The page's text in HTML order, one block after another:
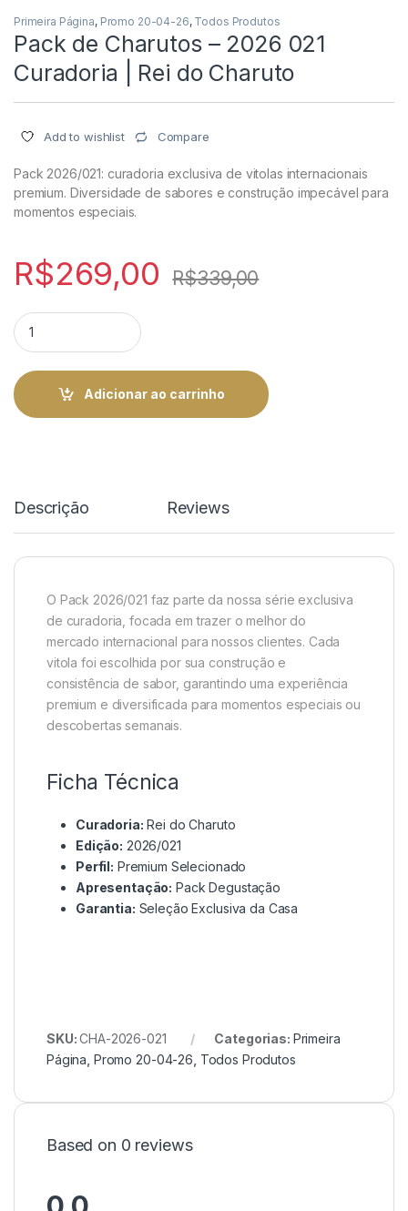
Primeira Página, Promo 20-04-26, Todos Produtos
Pack de Charutos – 2026 021
Curadoria | Rei do Charuto
Add to wishlist Compare
Pack 2026/021: curadoria exclusiva de vitolas internacionais
premium. Diversidade de sabores e construção impecável para
momentos especiais.
R$269,00 R$339,00
Pack de Charutos - 2026 021 Curadoria | Rei do Charuto
Adicionar ao carrinho
Descrição Reviews
O Pack 2026/021 faz parte da nossa série exclusiva
de curadoria, focada em trazer o melhor do
mercado internacional para nossos clientes. Cada
vitola foi escolhida por sua construção e
consistência de sabor, garantindo uma experiência
premium e diversificada para momentos especiais ou
descobertas semanais.
Ficha Técnica
Curadoria: Rei do Charuto
Edição: 2026/021
Perfil: Premium Selecionado
Apresentação: Pack Degustação
Garantia: Seleção Exclusiva da Casa
SKU:CHA-2026-021 Categorias: Primeira
Página Promo 20-04-26 Todos Produtos
Based on 0 reviews